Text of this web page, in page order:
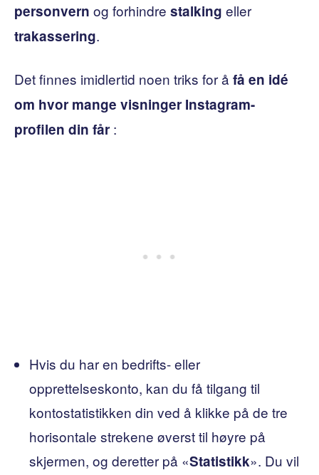
personvern og forhindre stalking eller
trakassering.
Det finnes imidlertid noen triks for å få en idé
om hvor mange visninger Instagram-
profilen din får :
Hvis du har en bedrifts- eller
opprettelseskonto, kan du få tilgang til
kontostatistikken din ved å klikke på de tre
horisontale strekene øverst til høyre på
skjermen, og deretter på «Statistikk». Du vil